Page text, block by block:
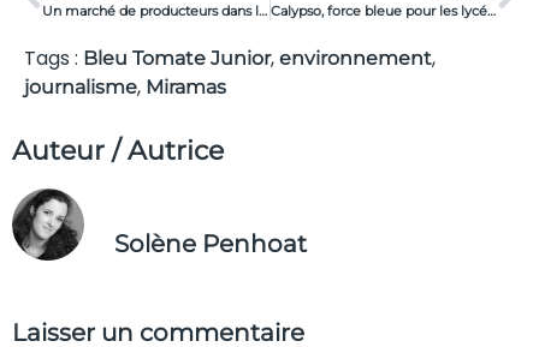
Un marché de producteurs dans la cour du lycée ! Calypso, force bleue pour les lycéens
Tags : Bleu Tomate Junior, environnement,
journalisme, Miramas
Auteur / Autrice
Solène Penhoat
Laisser un commentaire